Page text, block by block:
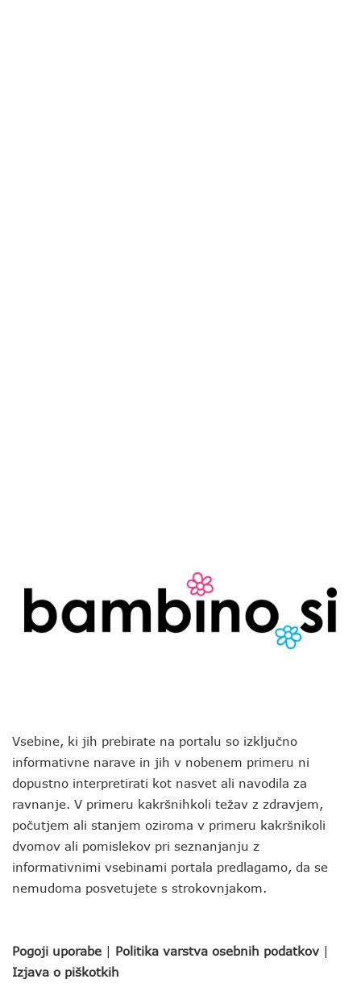
Vsebine, ki jih prebirate na portalu so izključno
informativne narave in jih v nobenem primeru ni
dopustno interpretirati kot nasvet ali navodila za
ravnanje. V primeru kakršnihkoli težav z zdravjem,
počutjem ali stanjem oziroma v primeru kakršnikoli
dvomov ali pomislekov pri seznanjanju z
informativnimi vsebinami portala predlagamo, da se
nemudoma posvetujete s strokovnjakom.
Pogoji uporabe | Politika varstva osebnih podatkov |
Izjava o piškotkih